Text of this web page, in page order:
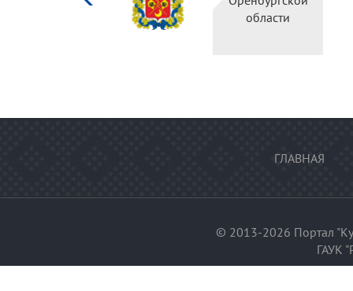
Российской
федерации
ГЛАВНАЯ
© 2013-2026 Портал
ГАУК